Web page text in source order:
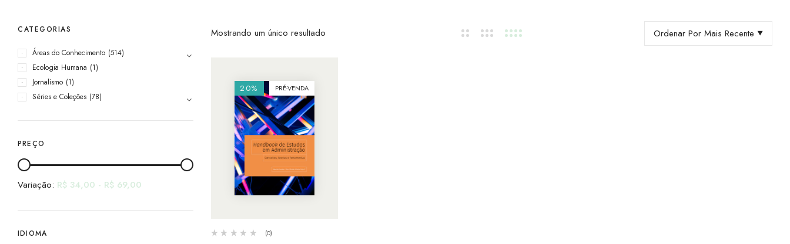
CATEGORIAS
Áreas do Conhecimento (514)
Ecologia Humana (1)
Jornalismo (1)
Séries e Coleções (78)
PREÇO
Variação: R$ 34,00 - R$ 69,00
IDIOMA
Mostrando um único resultado Ordenar Por Mais Recente
20% PRÉ-VENDA
(0)